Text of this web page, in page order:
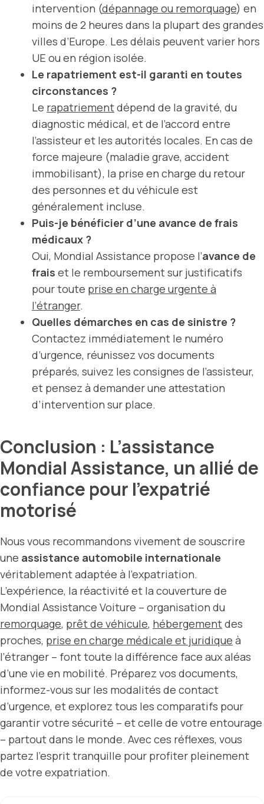
intervention (dépannage ou remorquage) en
moins de 2 heures dans la plupart des grandes
villes d’Europe. Les délais peuvent varier hors
UE ou en région isolée.
Le rapatriement est-il garanti en toutes
circonstances ?
Le rapatriementdépend de la gravité, du
diagnostic médical, et de l’accord entre
l’assisteur et les autorités locales. En cas de
force majeure (maladie grave, accident
immobilisant), la prise en charge du retour
des personnes et du véhicule est
généralement incluse.
Puis-je bénéficier d’une avance de frais
médicaux ?
Oui, Mondial Assistance propose l’avance de
frais et le remboursement sur justificatifs
pour toute prise en charge urgente à
l’étranger.
Quelles démarches en cas de sinistre ?
Contactez immédiatement le numéro
d’urgence, réunissez vos documents
préparés, suivez les consignes de l’assisteur,
et pensez à demander une attestation
d’intervention sur place.
Conclusion : L’assistance
Mondial Assistance, un allié de
confiance pour l’expatrié
motorisé
Nous vous recommandons vivement de souscrire
une assistance automobile internationale
véritablement adaptée à l’expatriation.
L’expérience, la réactivité et la couverture de
Mondial Assistance Voiture – organisation du
remorquage, prêt de véhicule, hébergementdes
proches, prise en charge médicale et juridique à
l’étranger – font toute la différence face aux aléas
d’une vie en mobilité. Préparez vos documents,
informez-vous sur les modalités de contact
d’urgence, et explorez tous les comparatifs pour
garantir votre sécurité – et celle de votre entourage
– partout dans le monde. Avec ces réflexes, vous
partez l’esprit tranquille pour profiter pleinement
de votre expatriation.